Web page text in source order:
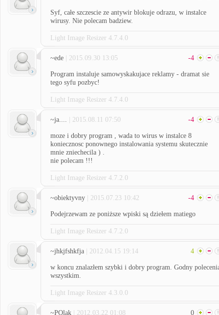
Syf, całe szczescie ze antywir blokuje odrazu, w instalce
wirusy. Nie polecam badziew.
Light Image Resizer 4.7.4.0
~ede | 2015.09.30 13:05 -4
Program instaluje samowyskakujace reklamy - dramat sie
tego syfu pozbyc!
Light Image Resizer 4.7.4.0
~ja.... | 2015.08.11 07:50 -4
moze i dobry program , wada to wirus w instalce 8
koniecznosc ponownego instalowania systemu skutecznie
mnie zniechecila ) .
nie polecam !!!
Light Image Resizer 4.7.2.0
~obiektyvny | 2015.07.23 10:42 -4
Podejrzewam ze poniższe wpiski są dziełem matiego
Light Image Resizer 4.7.2.0
~jhkjfshkfja | 2012.04.15 19:14 4
w koncu znalazłem szybki i dobry program. Godny
wszystkim.
Light Image Resizer 4.3.0.0
~POlak | 2012.03.22 01:08 0